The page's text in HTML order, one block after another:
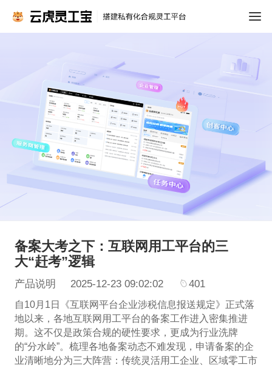
备案大考之下：互联网用工平台的三
大“赶考”逻辑
产品说明 2025-12-23 09:02:02 401
自10月1日《互联网平台企业涉税信息报送规定》正式落
地以来，各地互联网用工平台的备案工作进入密集推进
期。这不仅是政策合规的硬性要求，更成为行业洗牌
的“分水岭”。梳理各地备案动态不难发现，申请备案的企
业清晰地分为三大阵营：传统灵活用工企业、区域零工市